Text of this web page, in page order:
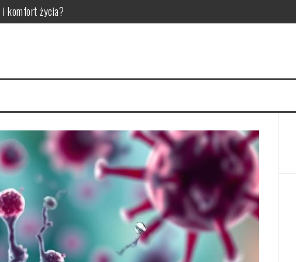
i komfort życia?
dlaczego warto ją zastosować?
i poprawić nastroje?
i jak sobie radzić?